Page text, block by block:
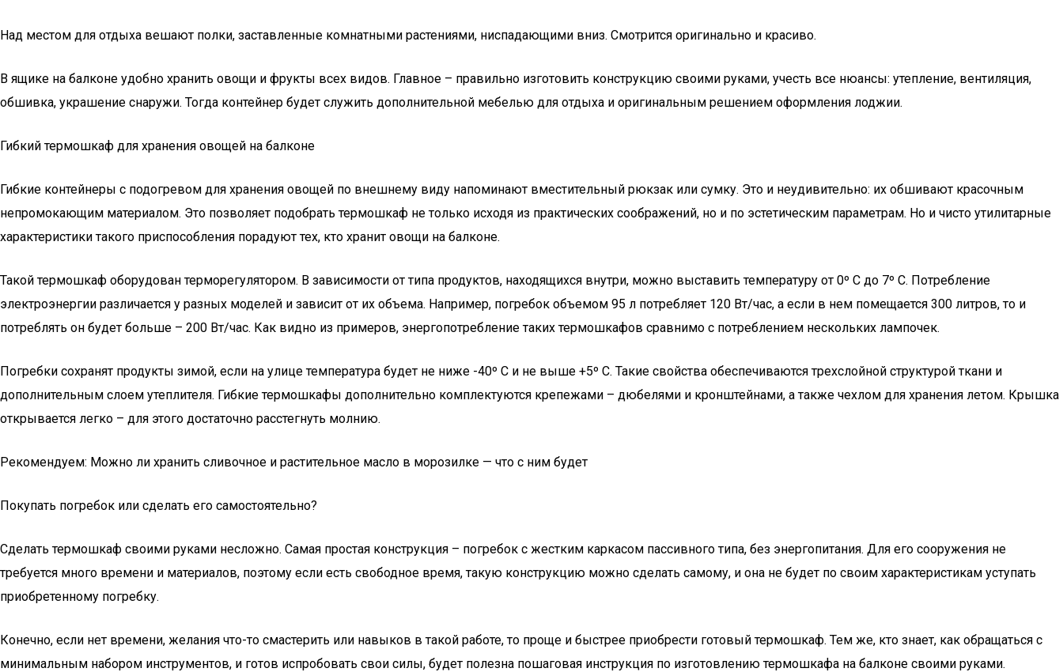
Над местом для отдыха вешают полки, заставленные комнатными растениями, ниспадающими вниз. Смотрится оригинально и красиво.
В ящике на балконе удобно хранить овощи и фрукты всех видов. Главное – правильно изготовить конструкцию своими руками, учесть все нюансы: утепление, вентиляция,
обшивка, украшение снаружи. Тогда контейнер будет служить дополнительной мебелью для отдыха и оригинальным решением оформления лоджии.
Гибкий термошкаф для хранения овощей на балконе
Гибкие контейнеры с подогревом для хранения овощей по внешнему виду напоминают вместительный рюкзак или сумку. Это и неудивительно: их обшивают красочным
непромокающим материалом. Это позволяет подобрать термошкаф не только исходя из практических соображений, но и по эстетическим параметрам. Но и чисто утилитарные
характеристики такого приспособления порадуют тех, кто хранит овощи на балконе.
Такой термошкаф оборудован терморегулятором. В зависимости от типа продуктов, находящихся внутри, можно выставить температуру от 0º C до 7º C. Потребление
электроэнергии различается у разных моделей и зависит от их объема. Например, погребок объемом 95 л потребляет 120 Вт/час, а если в нем помещается 300 литров, то и
потреблять он будет больше – 200 Вт/час. Как видно из примеров, энергопотребление таких термошкафов сравнимо с потреблением нескольких лампочек.
Погребки сохранят продукты зимой, если на улице температура будет не ниже -40º C и не выше +5º C. Такие свойства обеспечиваются трехслойной структурой ткани и
дополнительным слоем утеплителя. Гибкие термошкафы дополнительно комплектуются крепежами – дюбелями и кронштейнами, а также чехлом для хранения летом. Крышка
открывается легко – для этого достаточно расстегнуть молнию.
Рекомендуем: Можно ли хранить сливочное и растительное масло в морозилке — что с ним будет
Покупать погребок или сделать его самостоятельно?
Сделать термошкаф своими руками несложно. Самая простая конструкция – погребок с жестким каркасом пассивного типа, без энергопитания. Для его сооружения не
требуется много времени и материалов, поэтому если есть свободное время, такую конструкцию можно сделать самому, и она не будет по своим характеристикам уступать
приобретенному погребку.
Конечно, если нет времени, желания что-то смастерить или навыков в такой работе, то проще и быстрее приобрести готовый термошкаф. Тем же, кто знает, как обращаться с
минимальным набором инструментов, и готов испробовать свои силы, будет полезна пошаговая инструкция по изготовлению термошкафа на балконе своими руками.